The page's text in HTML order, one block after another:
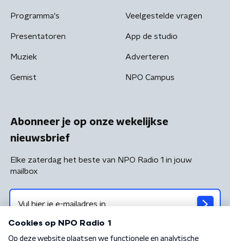
Programma's
Presentatoren
Muziek
Gemist
Veelgestelde vragen
App de studio
Adverteren
NPO Campus
Abonneer je op onze wekelijkse
nieuwsbrief
Elke zaterdag het beste van NPO Radio 1 in jouw
mailbox